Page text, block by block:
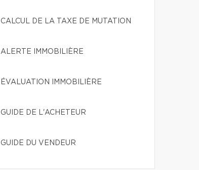
CALCUL DE LA TAXE DE MUTATION
ALERTE IMMOBILIÈRE
ÉVALUATION IMMOBILIÈRE
GUIDE DE L'ACHETEUR
GUIDE DU VENDEUR